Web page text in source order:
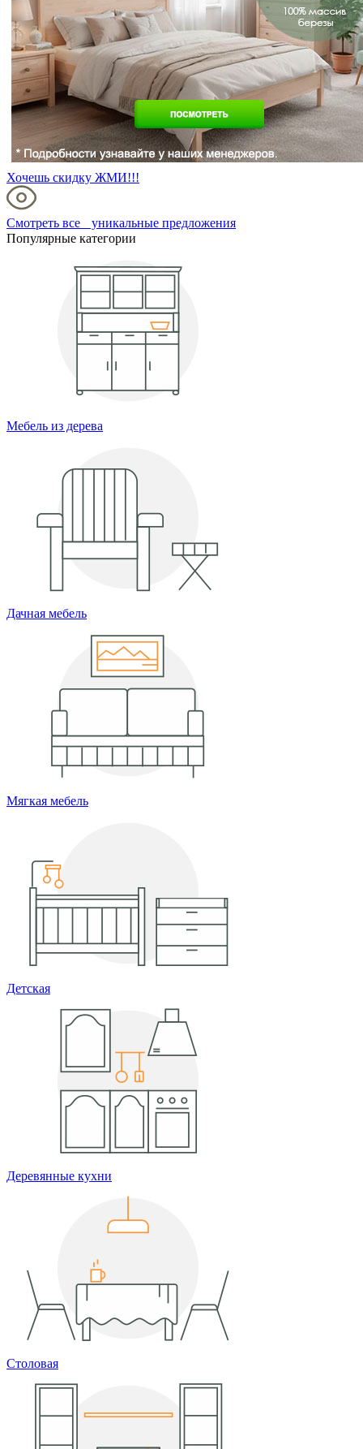
Хочешь скидку ЖМИ!!!
Смотреть все уникальные предложения
Популярные категории
Мебель из дерева
Дачная мебель
Мягкая мебель
Детская
Деревянные кухни
Столовая